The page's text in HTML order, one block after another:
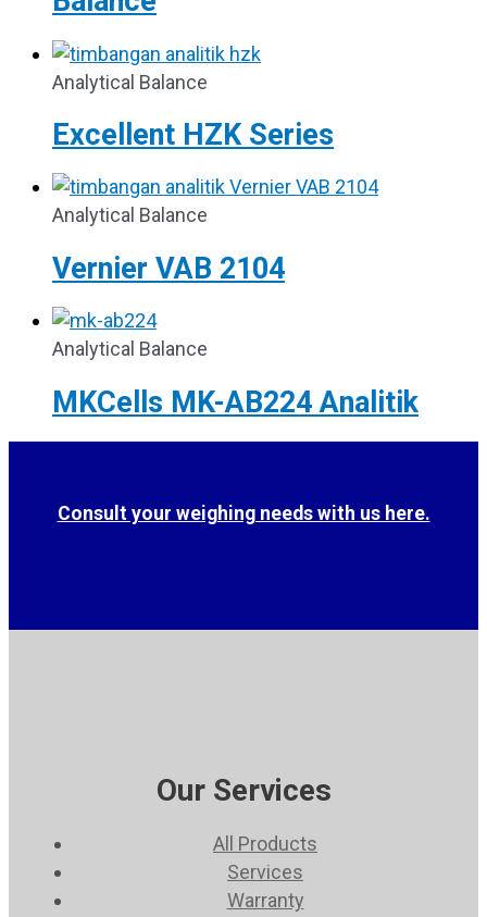
Analytical Balance
Excellent HZK Series
Analytical Balance
Vernier VAB 2104
Analytical Balance
MKCells MK-AB224 Analitik
Consult your weighing needs with us here.
Our Services
All Products
Services
Warranty